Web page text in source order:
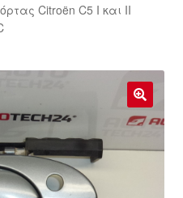
Citroën C5 I και II
🔍